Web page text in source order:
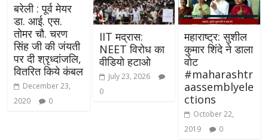
बरेली : पूर्व मेयर
डा. आई. एस.
तोमर चौ. चरण
सिंह जी की जंयती
पर दी श्रृध्दांजलि,
वितरित किये कंबल
December 23,
2020
0
IIT मद्रास:
NEET विरोध का
वीडियो हटाओ
July 23, 2026
0
महाराष्ट्र: सुशील
कुमार शिंदे ने डाला
वोट
#maharashtr
aassemblyele
ctions
October 22,
2019
0